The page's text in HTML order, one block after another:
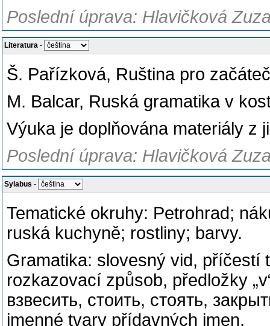
Poslední úprava: Hlavičková
Literatura -
Š. Pařízková, Ruština pro
M. Balcar, Ruská gramatika v
Výuka je doplňována materiály z
Poslední úprava: Hlavičková
Sylabus -
Tematické okruhy: Petrohrad;
ruská kuchyně; rostliny; barvy.
Gramatika: slovesný vid, příčestí
rozkazovací způsob, předložky
взвесить, стоить, стоять,
jmenné tvary přídavných jmen.